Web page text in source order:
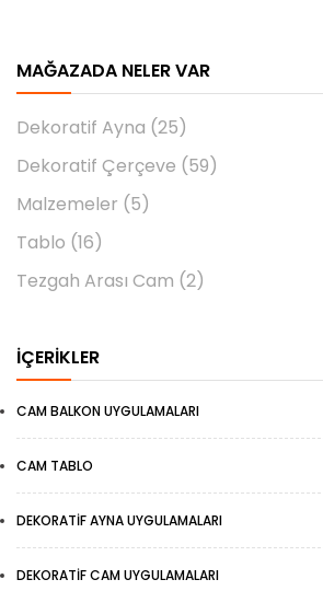
MAĞAZADA NELER VAR
Dekoratif Ayna (25)
Dekoratif Çerçeve (59)
Malzemeler (5)
Tablo (16)
Tezgah Arası Cam (2)
İÇERIKLER
CAM BALKON UYGULAMALARI
CAM TABLO
DEKORATIF AYNA UYGULAMALARI
DEKORATIF CAM UYGULAMALARI